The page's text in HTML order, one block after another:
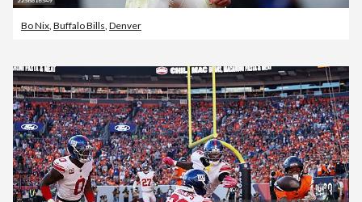
Bo Nix, Buffalo Bills, Denver